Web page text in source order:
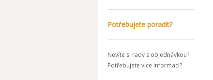
Potřebujete poradit?
Nevíte si rady s objednávkou?
Potřebujete více informací?